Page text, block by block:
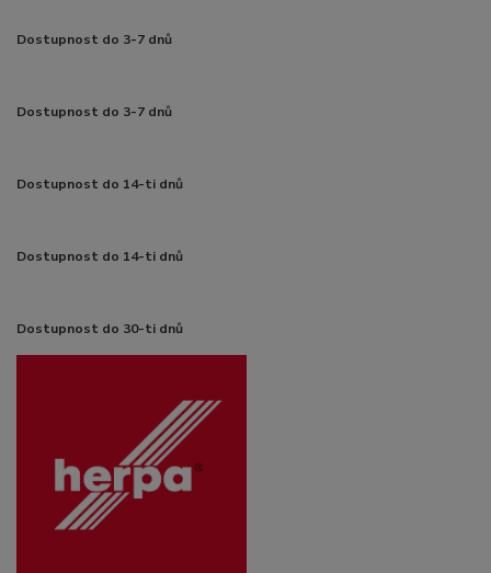
Dostupnost do 3-7 dnů
Dostupnost do 3-7 dnů
Dostupnost do 14-ti dnů
Dostupnost do 14-ti dnů
Dostupnost do 30-ti dnů